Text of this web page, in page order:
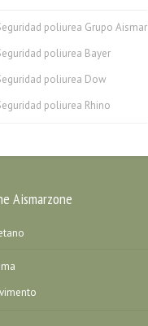
poliurea Grupo Aismar
poliurea Bayer
poliurea Dow
poliurea Rhino
Aismarzone